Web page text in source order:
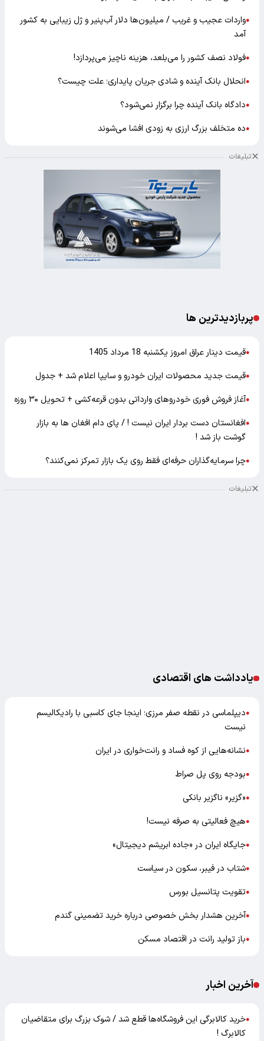
●واردات عجیب و غریب / میلیون‌ها دلار آب‌پنیر و ژل زیبایی به کشور
آمد
●فولاد نصف کشور را می‌بلعد، هزینه ناچیز می‌پردازد!
●انحلال بانک آینده و شادی جریان پایداری؛ علت چیست؟
●دادگاه بانک آینده چرا برگزار نمی‌شود؟
●ده متخلف بزرگ ارزی به زودی افشا می‌شوند
تبلیغات
پربازدیدترین ها
●قیمت دینار عراق امروز یکشنبه 18 مرداد 1405
●قیمت جدید محصولات ایران خودرو و سایپا اعلام شد + جدول
●آغاز فروش فوری خودروهای وارداتی بدون قرعه‌کشی + تحویل ۳۰ روزه
●افغانستان دست بردار ایران نیست ! / پای دام افغان ها به بازار
گوشت باز شد !
●چرا سرمایه‌گذاران حرفه‌ای فقط روی یک بازار تمرکز نمی‌کنند؟
تبلیغات
یادداشت های اقتصادی
●دیپلماسی در نقطه صفر مرزی؛ اینجا جای کاسبی با رادیکالیسم
نیست
●نشانه‌هایی از کوه فساد و رانت‌خواری در ایران
●بودجه روی پل صراط
●«گزیر» ناگزیر بانکی
●هیچ فعالیتی به صرفه نیست!
●جایگاه ایران در «جاده ابریشم دیجیتال»
●شتاب در فیبر، سکون در سیاست
●تقویت پتانسیل بورس
●آخرین هشدار بخش خصوصی درباره خرید تضمینی گندم
●باز تولید رانت در اقتصاد مسکن
آخرین اخبار
●خرید کالابرگی این فروشگاه‌ها قطع شد / شوک بزرگ برای متقاضیان
کالابرگ !